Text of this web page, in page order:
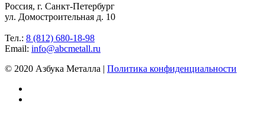
Россия, г. Санкт-Петербург
ул. Домостроительная д. 10
Тел.: 8 (812) 680-18-98
Email: info@abcmetall.ru
© 2020 Азбука Металла | Политика конфиденциальности